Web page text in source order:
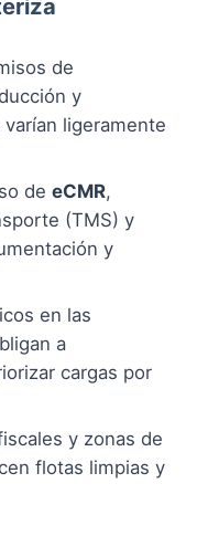
de
y
ligeramente
de eCMR,
(TMS) y
y
en las
a
cargas por
y zonas de
flotas limpias y